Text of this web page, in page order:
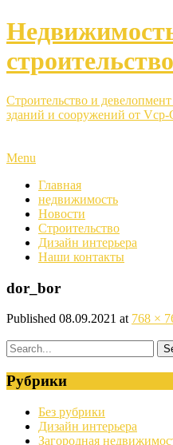
строительство
Строительство и
зданий и сооружений от Vcp-
Menu
Главная
недвижимость
Новости
Строительство
Дизайн интерьера
Наши контакты
dor_bor
Published 08.09.2021 at 768 ×
Рубрики
Без рубрики
Дизайн интерьера
Загородная